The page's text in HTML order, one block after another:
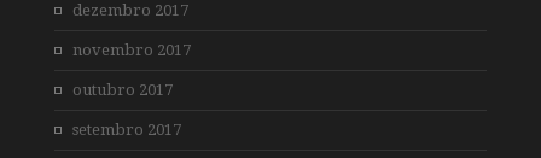
dezembro 2017
novembro 2017
outubro 2017
setembro 2017